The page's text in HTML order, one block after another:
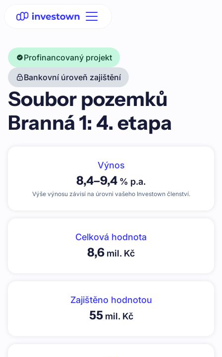
Profinancovaný projekt
Bankovní úroveň zajištění
Soubor pozemků
Branná 1: 4. etapa
Výnos
8,4–9,4 % p.a.
Výše výnosu závisí na úrovni vašeho Investown členství.
Celková hodnota
8,6 mil. Kč
Zajištěno hodnotou
55mil. Kč